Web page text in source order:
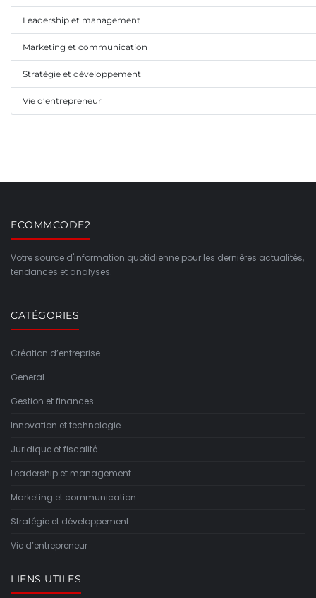
Leadership et management
Marketing et communication
Stratégie et développement
Vie d’entrepreneur
ECOMMCODE2
Votre source d'information quotidienne pour les dernières actualités,
tendances et analyses.
CATÉGORIES
Création d’entreprise
General
Gestion et finances
Innovation et technologie
Juridique et fiscalité
Leadership et management
Marketing et communication
Stratégie et développement
Vie d’entrepreneur
LIENS UTILES